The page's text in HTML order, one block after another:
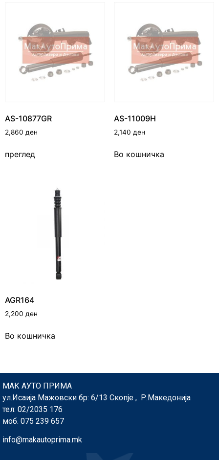
AS-10877GR
2,860 ден
преглед
AS-11009H
2,140 ден
Во кошничка
AGR164
2,200 ден
Во кошничка
МАК АУТО ПРИМА
ул.Исаија Мажовски бр: 6/13 Скопје , Р.Македонија
тел: 02/2035 176
моб. 075 239 657
info@makautoprima.mk